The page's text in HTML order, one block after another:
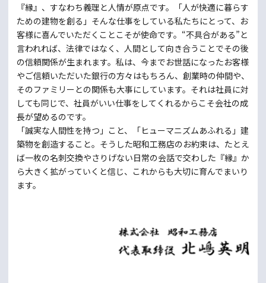
『縁』、すなわち義理と人情が原点です。「人が快適に暮らす
ための建物を創る」そんな仕事をしている私たちにとって、お
客様に喜んでいただくことこそが使命です。“不具合がある”と
言われれば、法律ではなく、人間として向き合うことでその後
の信頼関係が生まれます。私は、今までお世話になったお客様
やご信頼いただいた銀行の方々はもちろん、創業時の仲間や、
そのファミリーとの関係も大事にしています。それは社員に対
しても同じで、社員がいい仕事をしてくれるからこそ会社の成
長が望めるのです。
「誠実な人間性を持つ」こと、「ヒューマニズムあふれる」建
築物を創造すること。そうした昭和工務店のお約束は、たとえ
ば一枚の名刺交換やさりげない日常の会話で交わした『縁』か
ら大きく拡がっていくと信じ、これからも大切に育んでまいり
ます。